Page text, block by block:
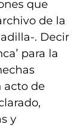
que
de la
. Decir
para la
acto de
y